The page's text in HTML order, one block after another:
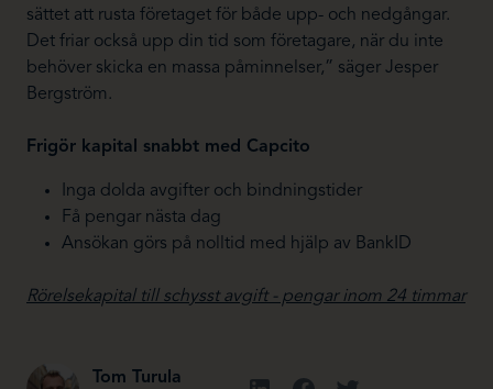
sättet att rusta företaget för både upp- och nedgångar.
Det friar också upp din tid som företagare, när du inte
behöver skicka en massa påminnelser,” säger Jesper
Bergström.
Frigör kapital snabbt med Capcito
Inga dolda avgifter och bindningstider
Få pengar nästa dag
Ansökan görs på nolltid med hjälp av BankID
Rörelsekapital till schysst avgift - pengar inom 24 timmar
Tom Turula